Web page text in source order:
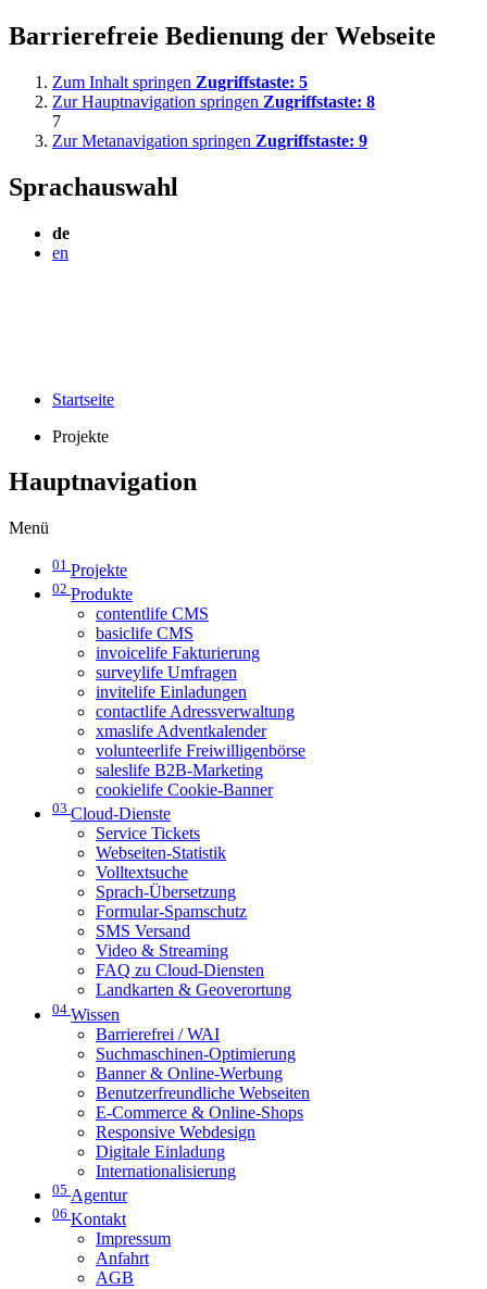
Barrierefreie Bedienung der Webseite
Zum Inhalt springen Zugriffstaste: 5
Zur Hauptnavigation springen Zugriffstaste: 8
7
Zur Metanavigation springen Zugriffstaste: 9
Sprachauswahl
de
en
Startseite
Projekte
Hauptnavigation
Menü
01 Projekte
02 Produkte
contentlife CMS
basiclife CMS
invoicelife Fakturierung
surveylife Umfragen
invitelife Einladungen
contactlife Adressverwaltung
xmaslife Adventkalender
volunteerlife Freiwilligenbörse
saleslife B2B-Marketing
cookielife Cookie-Banner
03 Cloud-Dienste
Service Tickets
Webseiten-Statistik
Volltextsuche
Sprach-Übersetzung
Formular-Spamschutz
SMS Versand
Video & Streaming
FAQ zu Cloud-Diensten
Landkarten & Geoverortung
04 Wissen
Barrierefrei / WAI
Suchmaschinen-Optimierung
Banner & Online-Werbung
Benutzerfreundliche Webseiten
E-Commerce & Online-Shops
Responsive Webdesign
Digitale Einladung
Internationalisierung
05 Agentur
06 Kontakt
Impressum
Anfahrt
AGB